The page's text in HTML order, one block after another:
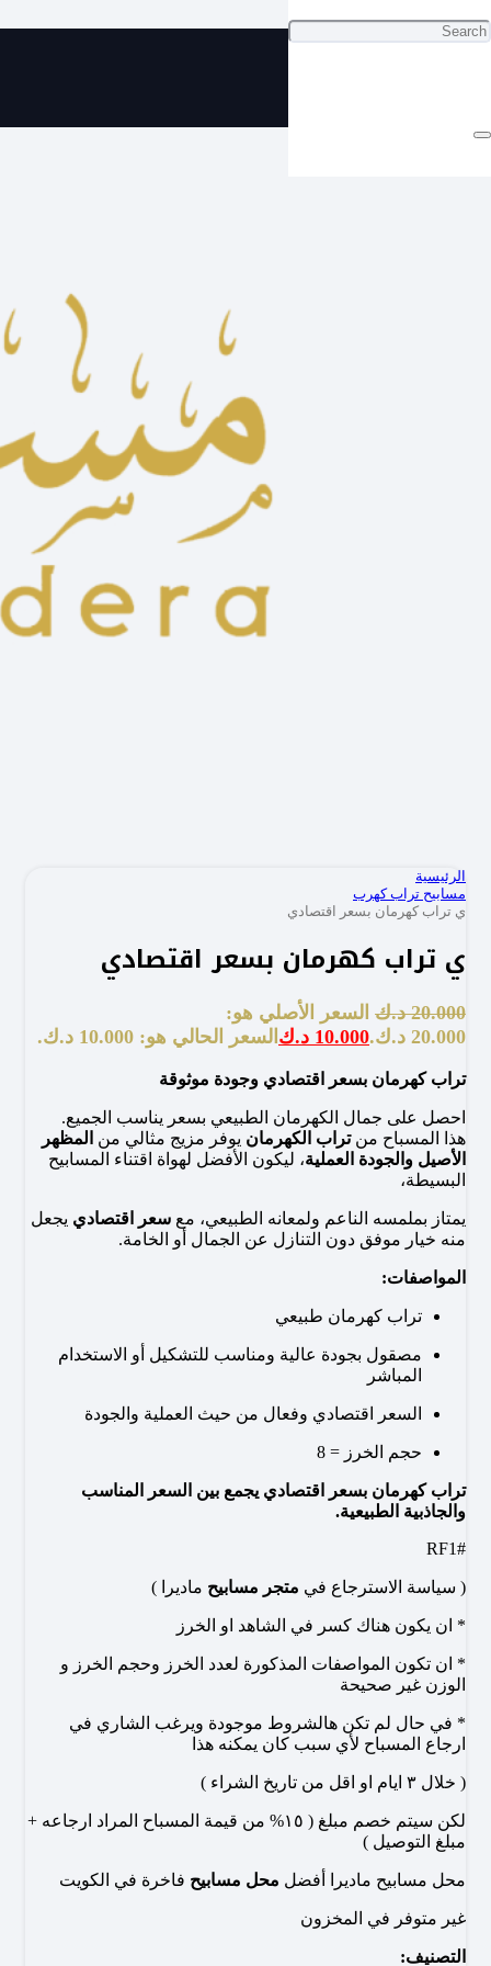
ي تراب كهرمان بسعر اقتصادي
الرئيسية
مسابيح تراب كهرب
ي تراب كهرمان بسعر اقتصادي
ي تراب كهرمان بسعر اقتصادي
20.000 د.ك السعر الأصلي هو:
20.000 د.ك.
10.000 د.ك السعر الحالي هو: 10.000 د.ك.
تراب كهرمان بسعر اقتصادي وجودة موثوقة
احصل على جمال الكهرمان الطبيعي بسعر يناسب الجميع.
هذا المسباح منتراب الكهرمان يوفر مزيج مثالي من المظهر
الأصيل والجودة العملية، ليكون الأفضل لهواة اقتناء المسابيح
البسيطة،
يمتاز بملمسه الناعم ولمعانه الطبيعي، مع سعر اقتصادي يجعل
منه خيار موفق دون التنازل عن الجمال أو الخامة.
المواصفات:
تراب كهرمان طبيعي
مصقول بجودة عالية ومناسب للتشكيل أو الاستخدام
المباشر
السعر اقتصادي وفعال من حيث العملية والجودة
حجم الخرز = 8
تراب كهرمان بسعر اقتصادي يجمع بين السعر المناسب
والجاذبية الطبيعية.
#RF1
( سياسة الاسترجاع في متجر مسابيح ماديرا )
* ان يكون هناك كسر في الشاهد او الخرز
* ان تكون المواصفات المذكورة لعدد الخرز وحجم الخرز و
الوزن غير صحيحة
* في حال لم تكن هالشروط موجودة ويرغب الشاري في
ارجاع المسباح لأي سبب كان يمكنه هذا
( خلال ٣ ايام او اقل من تاريخ الشراء )
لكن سيتم خصم مبلغ ( ١٥% من قيمة المسباح المراد ارجاعه +
مبلغ التوصيل )
محل مسابيح ماديرا أفضل محل مسابيح فاخرة في الكويت
غير متوفر في المخزون
التصنيف: